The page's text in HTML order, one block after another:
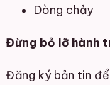
Dòng chảy
Đừng bỏ lỡ hành
Đăng ký bản tin